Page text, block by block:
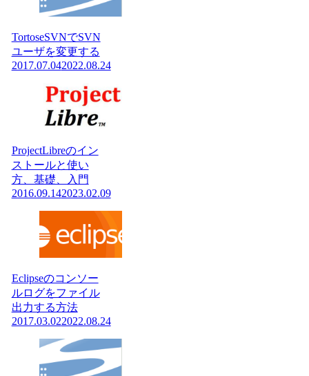
TortoseSVNでSVN
ユーザを変更する
2017.07.042022.08.24
ProjectLibreのイン
ストールと使い
方、基礎、入門
2016.09.142023.02.09
Eclipseのコンソー
ルログをファイル
出力する方法
2017.03.022022.08.24